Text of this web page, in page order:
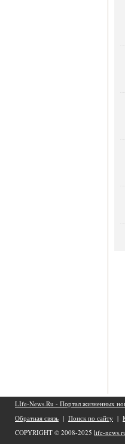
LIfe-News.Ru - Портал жизненных
Обратная связь | Поиск по сайту |
COPYRIGHT © 2008-2025 life-